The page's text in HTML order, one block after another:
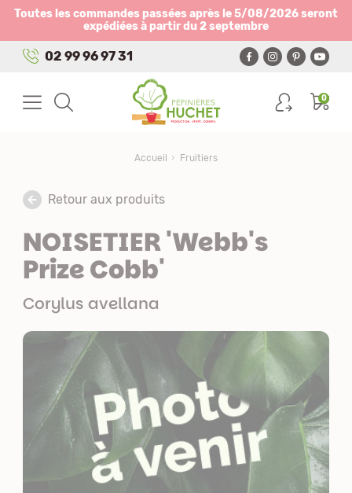
Toutes les commandes passées après le 5/08/2026 seront
expédiées à partir du 2 septembre
02 99 96 97 31
0
Accueil Fruitiers
Retour aux produits
NOISETIER 'Webb's
Prize Cobb'
Corylus avellana
Panneau de gestion des cookies